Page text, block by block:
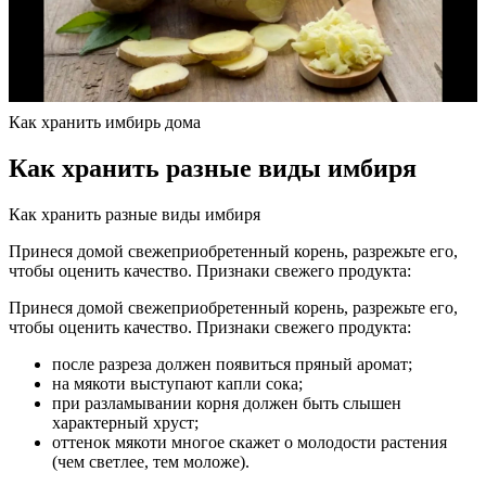
Как хранить имбирь дома
Как хранить разные виды имбиря
Как хранить разные виды имбиря
Принеся домой свежеприобретенный корень, разрежьте его,
чтобы оценить качество. Признаки свежего продукта:
Принеся домой свежеприобретенный корень, разрежьте его,
чтобы оценить качество. Признаки свежего продукта:
после разреза должен появиться пряный аромат;
на мякоти выступают капли сока;
при разламывании корня должен быть слышен
характерный хруст;
оттенок мякоти многое скажет о молодости растения
(чем светлее, тем моложе).